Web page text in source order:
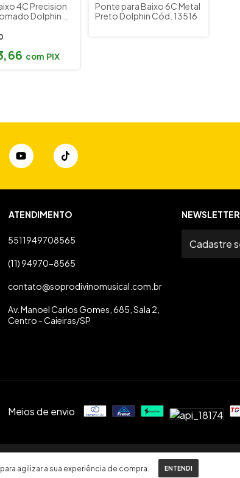
para agilizar a sua experiência de compra. ENTENDI
4C Precision
Dolphin
com PIX
Ponte para Baixo 6C Metal
Preto Dolphin Cód. 13516
ATENDIMENTO
5511949708565
(11) 94970-8565
contato@soprodivinomusical.com.br
Av. Manoel Carlos Gomes, 685, Sala 2,
Centro - Caieiras/SP
NEWSLETTER
Meios de envio